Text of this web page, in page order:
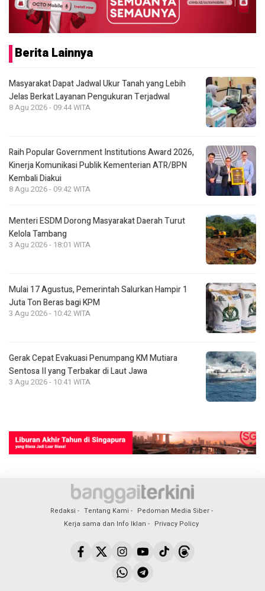
Berita Lainnya
Masyarakat Dapat Jadwal Ukur Tanah yang Lebih
Jelas Berkat Layanan Pengukuran Terjadwal
8 Agu 2026 - 09:44 WITA
Raih Popular Government Institutions Award 2026,
Kinerja Komunikasi Publik Kementerian ATR/BPN
Kembali Diakui
8 Agu 2026 - 09:42 WITA
Menteri ESDM Dorong Masyarakat Daerah Turut
Kelola Tambang
3 Agu 2026 - 18:01 WITA
Mulai 17 Agustus, Pemerintah Salurkan Hampir 1
Juta Ton Beras bagi KPM
3 Agu 2026 - 10:42 WITA
Gerak Cepat Evakuasi Penumpang KM Mutiara
Sentosa II yang Terbakar di Laut Jawa
3 Agu 2026 - 10:41 WITA
Redaksi Tentang Kami
Pedoman Media Siber
Kerja sama dan Info Iklan
Privacy Policy